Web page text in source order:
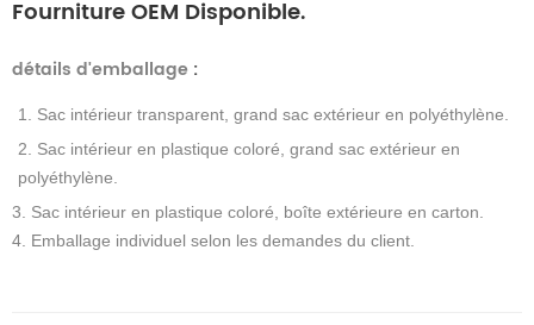
Fourniture OEM Disponible.
détails d'emballage :
1. Sac intérieur transparent, grand sac extérieur en polyéthylène.
2. Sac intérieur en plastique coloré, grand sac extérieur en
polyéthylène.
3. Sac intérieur en plastique coloré, boîte extérieure en carton.
4. Emballage individuel selon les demandes du client.